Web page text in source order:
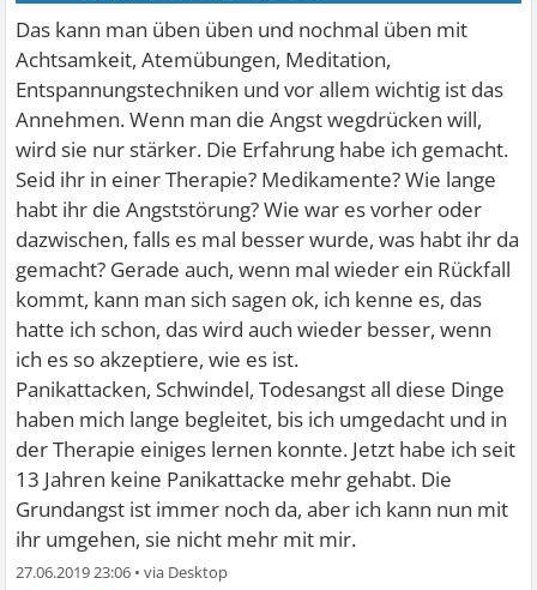
Das kann man üben üben und nochmal üben mit
Achtsamkeit, Atemübungen, Meditation,
Entspannungstechniken und vor allem wichtig ist das
Annehmen. Wenn man die Angst wegdrücken will,
wird sie nur stärker. Die Erfahrung habe ich gemacht.
Seid ihr in einer Therapie? Medikamente? Wie lange
habt ihr die Angststörung? Wie war es vorher oder
dazwischen, falls es mal besser wurde, was habt ihr da
gemacht? Gerade auch, wenn mal wieder ein Rückfall
kommt, kann man sich sagen ok, ich kenne es, das
hatte ich schon, das wird auch wieder besser, wenn
ich es so akzeptiere, wie es ist.
Panikattacken, Schwindel, Todesangst all diese Dinge
haben mich lange begleitet, bis ich umgedacht und in
der Therapie einiges lernen konnte. Jetzt habe ich seit
13 Jahren keine Panikattacke mehr gehabt. Die
Grundangst ist immer noch da, aber ich kann nun mit
ihr umgehen, sie nicht mehr mit mir.
27.06.2019 23:06 •